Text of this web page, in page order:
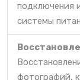
подключения
системы
фотографий,